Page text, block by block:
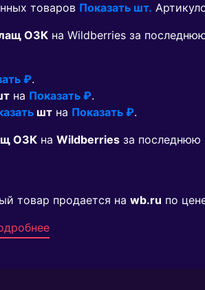
товаров Показать шт.
ОЗК на Wildberries за
₽.
на Показать ₽.
шт на Показать ₽.
ОЗК на Wildberries за
товар продается на wb.ru по